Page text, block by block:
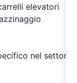
elevatori
nel settore